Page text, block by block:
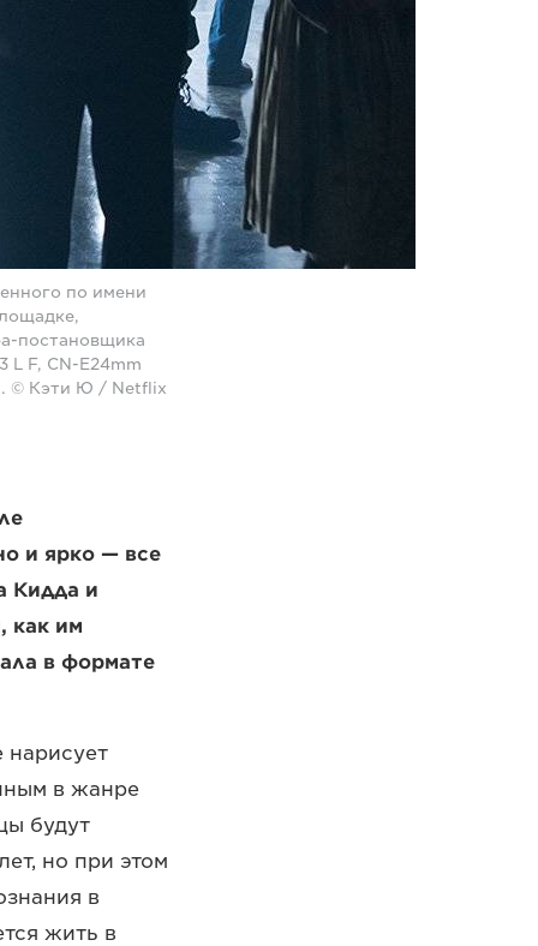
по имени
постановщика
L F, CN-E24mm
© Кэти Ю / Netflix
и ярко — все
Кидда и
как им
в формате
нарисует
в жанре
будут
но при этом
в
жить в